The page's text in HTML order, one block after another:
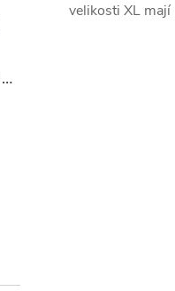
Dámské rifle LEE L301FRFH MARION STRAIGHT RINSE
velikosti XL